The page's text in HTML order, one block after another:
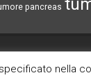
CI
nella